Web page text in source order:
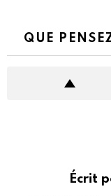
QUE
Écrit